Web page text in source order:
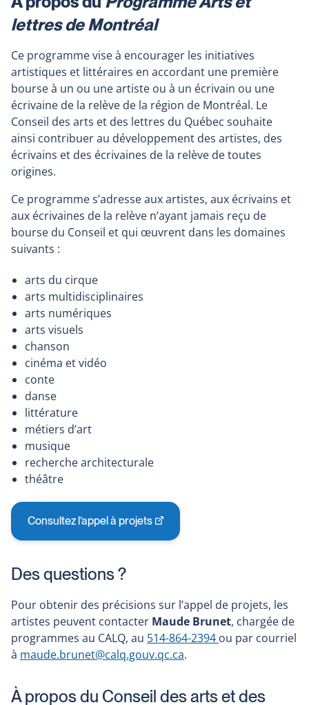
lettres de Montréal
Ce programme vise à encourager les initiatives
artistiques et littéraires en accordant une première
bourse à un ou une artiste ou à un écrivain ou une
écrivaine de la relève de la région de Montréal. Le
Conseil des arts et des lettres du Québec souhaite
ainsi contribuer au développement des artistes, des
écrivains et des écrivaines de la relève de toutes
origines.
Ce programme s’adresse aux artistes, aux écrivains et
aux écrivaines de la relève n’ayant jamais reçu de
bourse du Conseil et qui œuvrent dans les domaines
suivants :
arts du cirque
arts multidisciplinaires
arts numériques
arts visuels
chanson
cinéma et vidéo
conte
danse
littérature
métiers d’art
musique
recherche architecturale
théâtre
Consultez l’appel à projets
Ce
lien
dans
nouvelle
fenêtre
Des questions ?
Pour obtenir des précisions sur l’appel de projets, les
artistes peuvent contacter Maude Brunet, chargée de
programmes au CALQ, au 514-864-2394 ou par courriel
à maude.brunet@calq.gouv.qc.ca.
À propos du Conseil des arts et des